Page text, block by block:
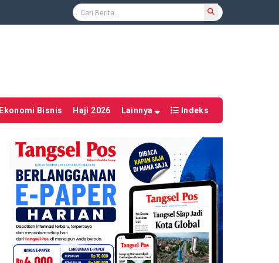
Ekonomi Bisnis Haji 2026 Lainnya Indeks